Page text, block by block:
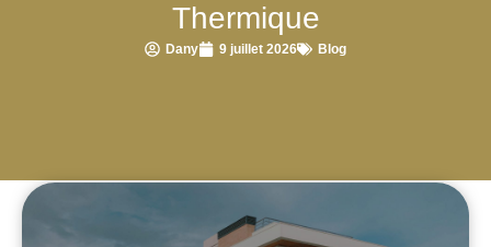
Thermique
Dany 9 juillet 2026 Blog